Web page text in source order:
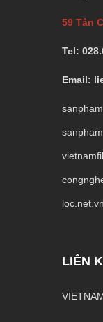
59 Tân
Tel:
Email:
loc.net.vn
LIÊN